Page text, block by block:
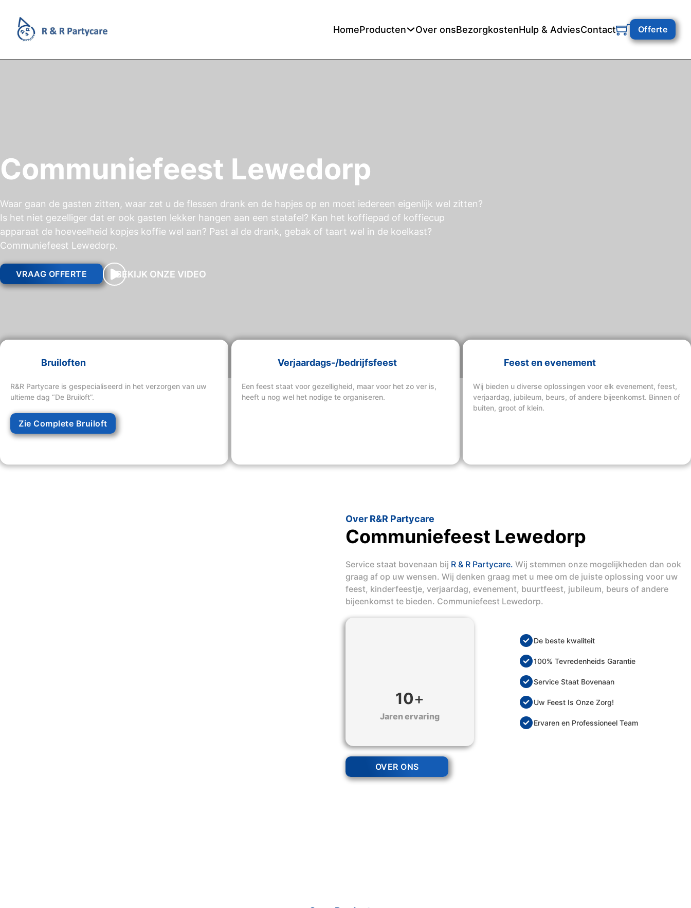
HomeProducten Over onsBezorgkostenHulp & AdviesContact Offerte
Communiefeest Lewedorp
Waar gaan de gasten zitten, waar zet u de flessen drank en de hapjes op en moet iedereen eigenlijk wel zitten?
Is het niet gezelliger dat er ook gasten lekker hangen aan een statafel? Kan het koffiepad of koffiecup
apparaat de hoeveelheid kopjes koffie wel aan? Past al de drank, gebak of taart wel in de koelkast?
Communiefeest Lewedorp.
VRAAG OFFERTE BEKIJK ONZE VIDEO
Bruiloften
R&R Partycare is gespecialiseerd in het verzorgen van uw
ultieme dag “De Bruiloft”.
Zie Complete Bruiloft
Verjaardags-/bedrijfsfeest
Een feest staat voor gezelligheid, maar voor het zo ver is,
heeft u nog wel het nodige te organiseren.
Feest en evenement
Wij bieden u diverse oplossingen voor elk evenement, feest,
verjaardag, jubileum, beurs, of andere bijeenkomst. Binnen of
buiten, groot of klein.
Over R&R Partycare
Communiefeest Lewedorp
Service staat bovenaan bij R & R Partycare. Wij stemmen onze mogelijkheden dan ook
graag af op uw wensen. Wij denken graag met u mee om de juiste oplossing voor uw
feest, kinderfeestje, verjaardag, evenement, buurtfeest, jubileum, beurs of andere
bijeenkomst te bieden. Communiefeest Lewedorp.
10+
Jaren ervaring
De beste kwaliteit
100% Tevredenheids Garantie
Service Staat Bovenaan
Uw Feest Is Onze Zorg!
Ervaren en Professioneel Team
OVER ONS